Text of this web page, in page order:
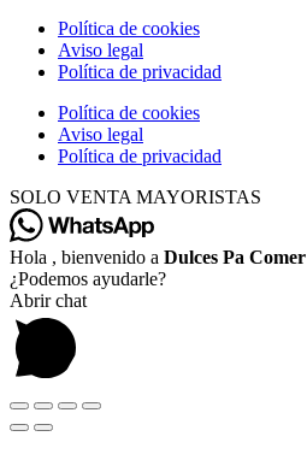
Política de cookies
Aviso legal
Política de privacidad
Política de cookies
Aviso legal
Política de privacidad
SOLO VENTA MAYORISTAS
Hola , bienvenido a Dulces Pa Comer
¿Podemos ayudarle?
Abrir chat